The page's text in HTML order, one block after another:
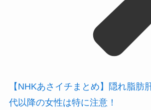
【NHKあさイチまとめ】隠れ脂肪
代以降の女性は特に注意！